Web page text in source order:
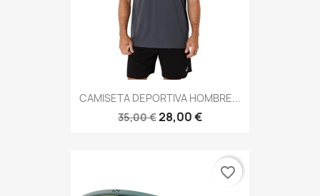
CAMISETA DEPORTIVA HOMBRE...
35,00 €28,00 €
favorite_border